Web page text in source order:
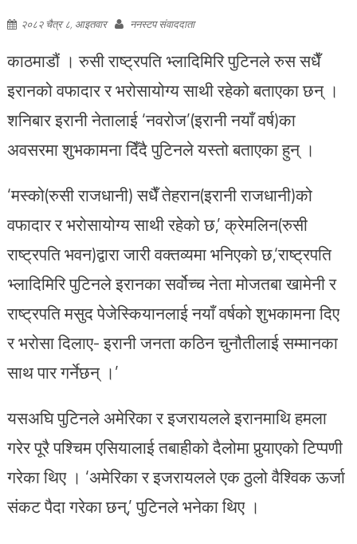
२०८२ चैत्र ८, आइतवार ननस्टप संवाददाता
काठमाडौं । रुसी राष्ट्रपति भ्लादिमिरि पुटिनले रुस सधैँ
इरानको वफादार र भरोसायोग्य साथी रहेको बताएका छन् ।
शनिबार इरानी नेतालाई ‘नवरोज’(इरानी नयाँ वर्ष)का
अवसरमा शुभकामना दिँदै पुटिनले यस्तो बताएका हुन् ।
‘मस्को(रुसी राजधानी) सधैँ तेहरान(इरानी राजधानी)को
वफादार र भरोसायोग्य साथी रहेको छ,’ क्रेमलिन(रुसी
राष्ट्रपति भवन)द्वारा जारी वक्तव्यमा भनिएको छ,‘राष्ट्रपति
भ्लादिमिरि पुटिनले इरानका सर्वोच्च नेता मोजतबा खामेनी र
राष्ट्रपति मसुद पेजेस्कियानलाई नयाँ वर्षको शुभकामना दिए
र भरोसा दिलाए- इरानी जनता कठिन चुनौतीलाई सम्मानका
साथ पार गर्नेछन् ।’
यसअघि पुटिनले अमेरिका र इजरायलले इरानमाथि हमला
गरेर पूरै पश्चिम एसियालाई तबाहीको दैलोमा पुर्‍याएको टिप्पणी
गरेका थिए । ‘अमेरिका र इजरायलले एक ठुलो वैश्विक ऊर्जा
संकट पैदा गरेका छन्,’ पुटिनले भनेका थिए ।